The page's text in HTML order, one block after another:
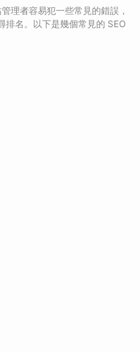
理者容易犯一些常見的錯誤，
排名。以下是幾個常見的 SEO